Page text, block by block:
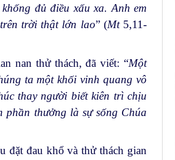
đủ điều xấu xa. Anh em
trời thật lớn lao” (Mt5,11-
nan thử thách, đã viết: “Một
ta một khối vinh quang vô
thay người biết kiên trì chịu
thưởng là sự sống Chúa
đặt đau khổ và thử thách gian